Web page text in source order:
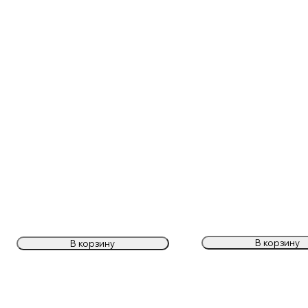
В корзину В корзину